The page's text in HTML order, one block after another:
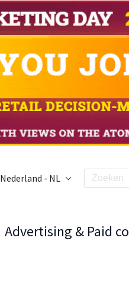
Nederland - NL
Advertising & Paid